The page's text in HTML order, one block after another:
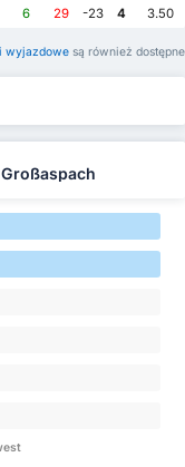
6 29 -23 4 3.50
wyjazdowe są również dostępne